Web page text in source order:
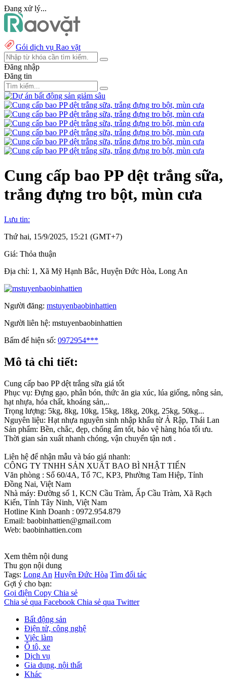
Đang xử lý...
Gói dịch vụ Rao vặt
Đăng nhập
Đăng tin
Cung cấp bao PP dệt trắng sữa,
trắng đựng tro bột, mùn cưa
Lưu tin:
Thứ hai, 15/9/2025, 15:21 (GMT+7)
Giá: Thỏa thuận
Địa chỉ: 1, Xã Mỹ Hạnh Bắc, Huyện Đức Hòa, Long An
Người đăng: mstuyenbaobinhattien
Người liên hệ: mstuyenbaobinhattien
Bấm để hiện số: 0972954***
Mô tả chi tiết:
Cung cấp bao PP dệt trắng sữa giá tốt
Phục vụ: Đựng gạo, phân bón, thức ăn gia xúc, lúa giống, nông sản,
hạt nhựa, hóa chất, khoáng sản,..
Trọng lượng: 5kg, 8kg, 10kg, 15kg, 18kg, 20kg, 25kg, 50kg...
Nguyên liệu: Hạt nhựa nguyên sinh nhập khẩu từ Ả Rập, Thái Lan
Sản phẩm: Bền, chắc, đẹp, chống ẩm tốt, bảo vệ hàng hóa tối ưu.
Thời gian sản xuất nhanh chóng, vận chuyển tận nơi .
Liên hệ để nhận mẫu và báo giá nhanh:
CÔNG TY TNHH SẢN XUẤT BAO BÌ NHẬT TIẾN
Văn phòng : Số 60/4A, Tổ 7C, KP3, Phường Tam Hiệp, Tỉnh
Đồng Nai, Việt Nam
Nhà máy: Đường số 1, KCN Cầu Tràm, Ấp Cầu Tràm, Xã Rạch
Kiến, Tỉnh Tây Ninh, Việt Nam
Hotline Kinh Doanh : 0972.954.879
Email: baobinhattien@gmail.com
Web: baobinhattien.com
Xem thêm nội dung
Thu gọn nội dung
Tags: Long An Huyện Đức Hòa Tìm đối tác
Gợi ý cho bạn:
Gọi điện Copy Chia sẻ
Chia sẻ qua Facebook Chia sẻ qua Twitter
Bất động sản
Điện tử, công nghệ
Việc làm
Ô tô, xe
Dịch vụ
Gia dụng, nội thất
Khác